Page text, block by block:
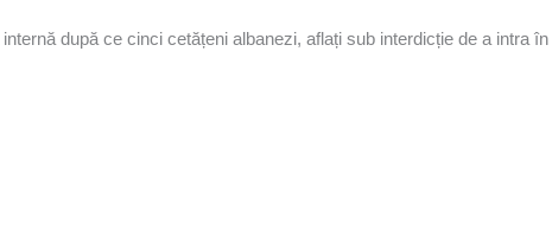
după ce cinci cetățeni albanezi, aflați sub interdicție de a intra